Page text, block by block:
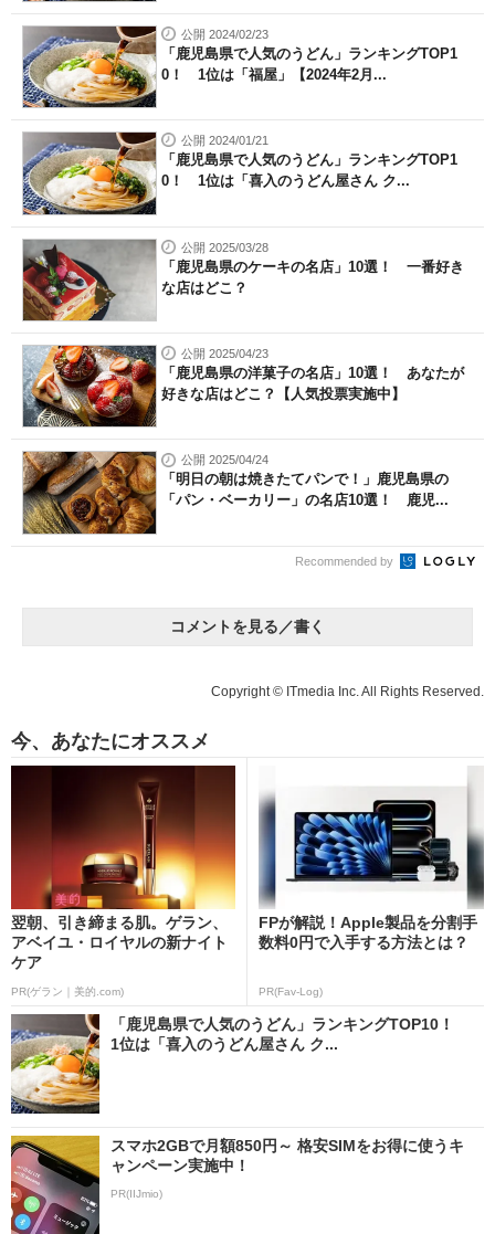
公開 2024/02/23
「鹿児島県で人気のうどん」ランキングTOP1
0！ 1位は「福屋」【2024年2月...
公開 2024/01/21
「鹿児島県で人気のうどん」ランキングTOP1
0！ 1位は「喜入のうどん屋さん ク...
公開 2025/03/28
「鹿児島県のケーキの名店」10選！ 一番好き
な店はどこ？
公開 2025/04/23
「鹿児島県の洋菓子の名店」10選！ あなたが
好きな店はどこ？【人気投票実施中】
公開 2025/04/24
「明日の朝は焼きたてパンで！」鹿児島県の
「パン・ベーカリー」の名店10選！ 鹿児...
Recommended by
コメントを見る／書く
Copyright © ITmedia Inc. All Rights Reserved.
今、あなたにオススメ
翌朝、引き締まる肌。ゲラン、
アベイユ・ロイヤルの新ナイト
ケア
PR(ゲラン｜美的.com)
FPが解説！Apple製品を分割手
数料0円で入手する方法とは？
PR(Fav-Log)
「鹿児島県で人気のうどん」ランキングTOP10！
1位は「喜入のうどん屋さん ク...
スマホ2GBで月額850円～ 格安SIMをお得に使うキ
ャンペーン実施中！
PR(IIJmio)